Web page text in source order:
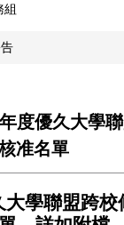
組
年度優久大學
准名單
大學聯盟跨